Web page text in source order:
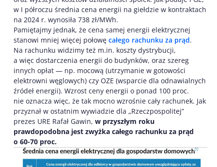
w I półroczu średnia cena energii na giełdzie w kontraktach
na 2024 r. wynosiła 738 zł/MWh.
Pamiętajmy jednak, że cena samej energii elektrycznej
stanowi mniej więcej połowę całego rachunku za prąd.
Na rachunku widzimy też m.in. koszty dystrybucji,
a więc dostarczenia energii do budynków, oraz szereg
innych opłat — np. mocową (utrzymanie w gotowości
elektrowni węglowych) czy OZE (wsparcie dla odnawialnych
źródeł energii). Wzrost ceny energii o ponad 100 proc.
nie oznacza więc, że tak mocno wzrośnie cały rachunek. Jak
przyznał w ostatnim wywiadzie dla „Rzeczpospolitej”
prezes URE Rafał Gawin, w przyszłym roku
prawdopodobna jest zwyżka całego rachunku za prąd
o 60-70 proc.